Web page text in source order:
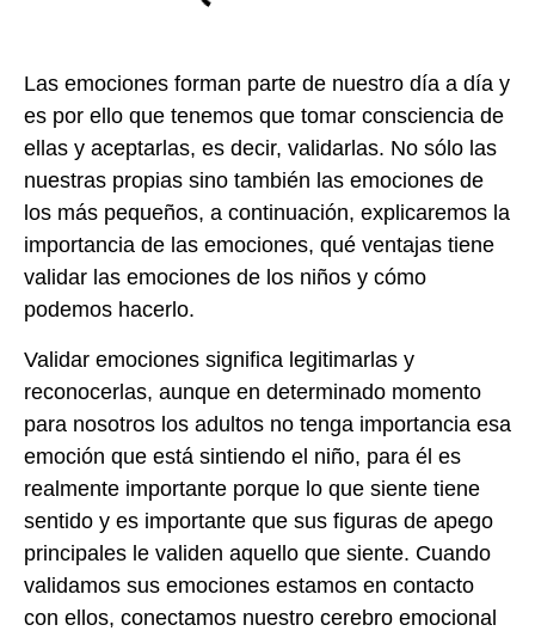
Las emociones forman parte de nuestro día a día y
es por ello que tenemos que tomar consciencia de
ellas y aceptarlas, es decir, validarlas. No sólo las
nuestras propias sino también las emociones de
los más pequeños, a continuación, explicaremos la
importancia de las emociones, qué ventajas tiene
validar las emociones de los niños y cómo
podemos hacerlo.
Validar emociones significa legitimarlas y
reconocerlas, aunque en determinado momento
para nosotros los adultos no tenga importancia esa
emoción que está sintiendo el niño, para él es
realmente importante porque lo que siente tiene
sentido y es importante que sus figuras de apego
principales le validen aquello que siente. Cuando
validamos sus emociones estamos en contacto
con ellos, conectamos nuestro cerebro emocional